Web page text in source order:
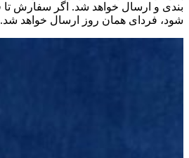
شود، فردای همان روز ارسال خواهد شد.